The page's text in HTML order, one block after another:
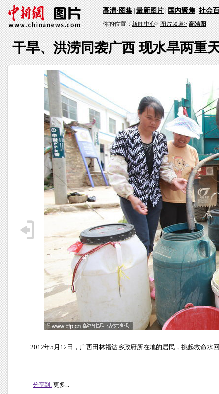
高清·图集|最新图片|国内聚焦|社会
你的位置：新闻中心>图片频道> 高清图
干旱、洪涝同袭广西 现水旱两重
2012年5月12日，广西田林福达乡政府所在地的居民，挑起救命水
分享到: 更多...